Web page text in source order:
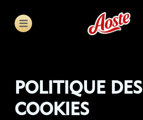
main
POLITIQUE DES
COOKIES